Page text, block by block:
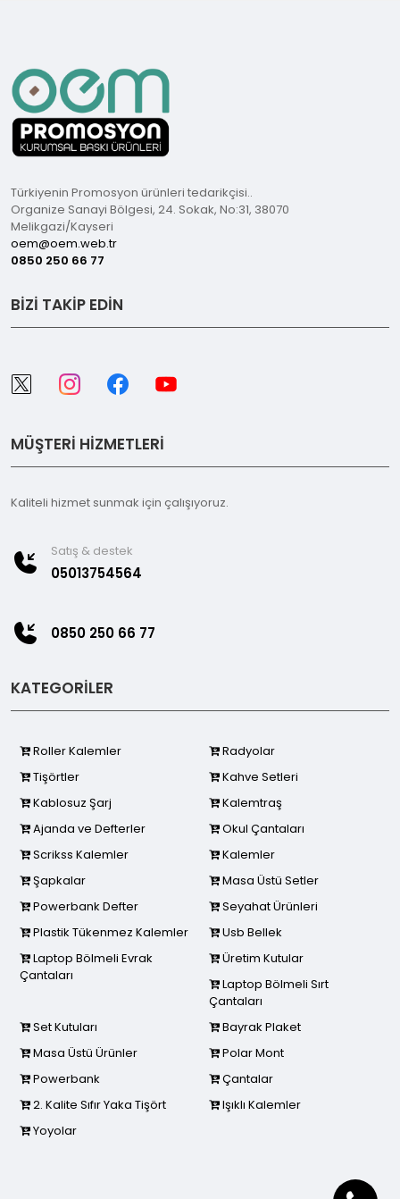
Türkiyenin Promosyon ürünleri tedarikçisi..
Organize Sanayi Bölgesi, 24. Sokak, No:31, 38070
Melikgazi/Kayseri
oem@oem.web.tr
0850 250 66 77
BİZİ TAKİP EDİN
MÜŞTERİ HİZMETLERİ
Kaliteli hizmet sunmak için çalışıyoruz.
Satış & destek
05013754564
0850 250 66 77
KATEGORİLER
Roller Kalemler
Radyolar
Tişörtler
Kahve Setleri
Kablosuz Şarj
Kalemtraş
Ajanda ve Defterler
Okul Çantaları
Scrikss Kalemler
Kalemler
Şapkalar
Masa Üstü Setler
Powerbank Defter
Seyahat Ürünleri
Plastik Tükenmez Kalemler
Usb Bellek
Laptop Bölmeli Evrak
Çantaları
Üretim Kutular
Laptop Bölmeli Sırt
Çantaları
Set Kutuları
Bayrak Plaket
Masa Üstü Ürünler
Polar Mont
Powerbank
Çantalar
2. Kalite Sıfır Yaka Tişört
Işıklı Kalemler
Yoyolar